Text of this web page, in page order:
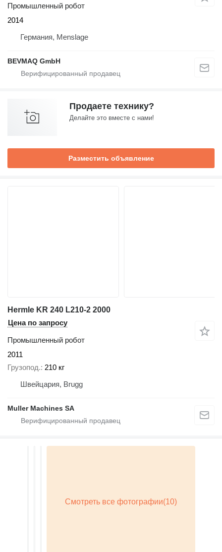
Промышленный робот
2014
Германия, Menslage
BEVMAQ GmbH
Продаете технику?
Делайте это вместе с нами!
Разместить объявление
Hermle KR 240 L210-2 2000
Цена по запросу
Промышленный робот
2011
Грузопод. 210 кг
Швейцария, Brugg
Muller Machines SA